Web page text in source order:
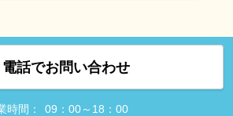
電話でお問い合わせ
時間：
09：00～18：00